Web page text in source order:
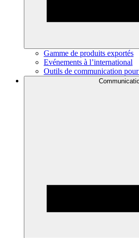
Gamme de produits exportés
Evénements à l’international
Outils de communication